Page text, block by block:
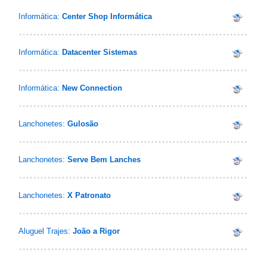
Informática: Center Shop Informática
Informática: Datacenter Sistemas
Informática: New Connection
Lanchonetes: Gulosão
Lanchonetes: Serve Bem Lanches
Lanchonetes: X Patronato
Aluguel Trajes: João a Rigor